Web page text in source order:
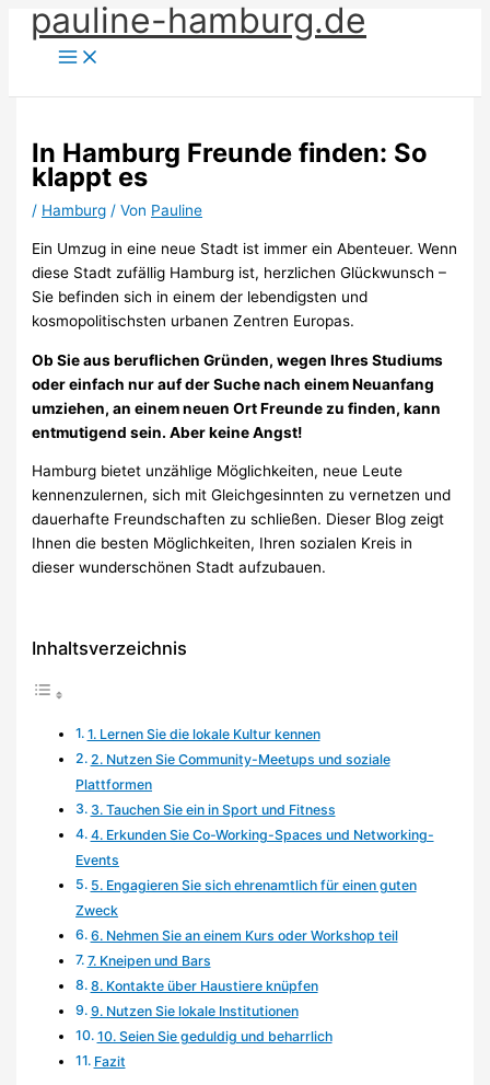
Zum
Inhalt
springen
pauline-hamburg.de
In Hamburg Freunde finden: So
klappt es
/ Hamburg / Von Pauline
Ein Umzug in eine neue Stadt ist immer ein Abenteuer. Wenn
diese Stadt zufällig Hamburg ist, herzlichen Glückwunsch –
Sie befinden sich in einem der lebendigsten und
kosmopolitischsten urbanen Zentren Europas.
Ob Sie aus beruflichen Gründen, wegen Ihres Studiums
oder einfach nur auf der Suche nach einem Neuanfang
umziehen, an einem neuen Ort Freunde zu finden, kann
entmutigend sein. Aber keine Angst!
Hamburg bietet unzählige Möglichkeiten, neue Leute
kennenzulernen, sich mit Gleichgesinnten zu vernetzen und
dauerhafte Freundschaften zu schließen. Dieser Blog zeigt
Ihnen die besten Möglichkeiten, Ihren sozialen Kreis in
dieser wunderschönen Stadt aufzubauen.
Inhaltsverzeichnis
1. Lernen Sie die lokale Kultur kennen
2. Nutzen Sie Community-Meetups und soziale
Plattformen
3. Tauchen Sie ein in Sport und Fitness
4. Erkunden Sie Co-Working-Spaces und Networking-
Events
5. Engagieren Sie sich ehrenamtlich für einen guten
Zweck
6. Nehmen Sie an einem Kurs oder Workshop teil
7. Kneipen und Bars
8. Kontakte über Haustiere knüpfen
9. Nutzen Sie lokale Institutionen
10. Seien Sie geduldig und beharrlich
Fazit